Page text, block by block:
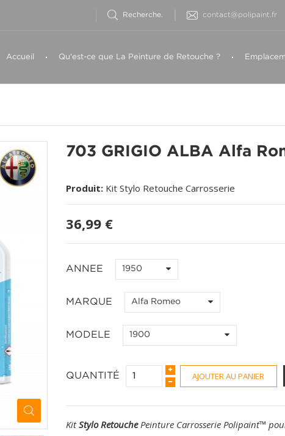
contact@polipaint.fr
Accueil Qu'est-ce que La Peinture de Retouche ?
703 GRIGIO ALBA Alfa
Produit: Kit Stylo Retouche Carrosserie
36,99 €
ANNEE 1950
MARQUE Alfa Romeo
MODELE 1900
QUANTITÉ AJOUTER AU PANIER
KitStylo RetouchePeinture Carrosserie Polipaint™